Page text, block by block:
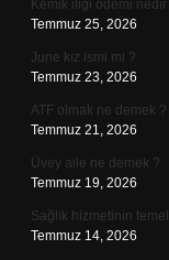
Kemik iliği ödemi nedir
Temmuz 25, 2026
June kız ismi mi ?
Temmuz 23, 2026
ATF olmak ne demek ?
Temmuz 21, 2026
Üvey aile ne demek ?
Temmuz 19, 2026
Sağlık hizmetinin
Temmuz 14, 2026